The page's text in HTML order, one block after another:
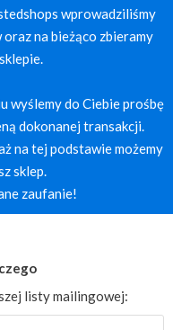
wprowadziliśmy
na bieżąco zbieramy
wyślemy do Ciebie prośbę
dokonanej transakcji.
na tej podstawie możemy
sklep.
zaufanie!
listy mailingowej: